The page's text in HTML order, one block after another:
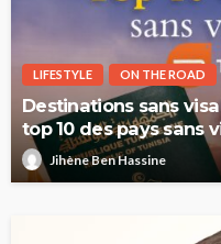
LIFESTYLE ON THE ROAD
Destinations sans
top 10 des pays sans
2026Jihène Ben Hassine